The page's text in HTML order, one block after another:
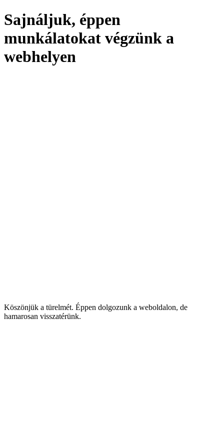
Sajnáljuk, éppen
munkálatokat végzünk a
webhelyen
Köszönjük a türelmét. Éppen dolgozunk a weboldalon, de
hamarosan visszatérünk.